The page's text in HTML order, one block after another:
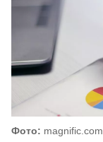
Фото: magnific.com